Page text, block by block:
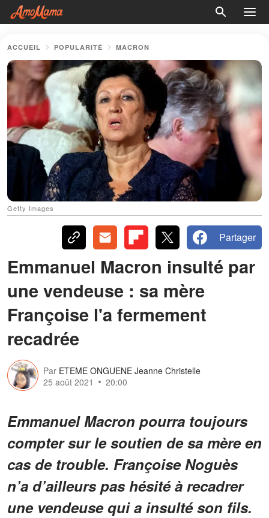
ACCUEIL POPULARITÉ MACRON
Getty Images
Partager
Emmanuel Macron insulté par
une vendeuse : sa mère
Françoise l'a fermement
recadrée
Par ETEME ONGUENE Jeanne Christelle
25 août 2021
20:00
Emmanuel Macron pourra toujours
compter sur le soutien de sa mère en
cas de trouble. Françoise Noguès
n’a d’ailleurs pas hésité à recadrer
une vendeuse qui a insulté son fils.